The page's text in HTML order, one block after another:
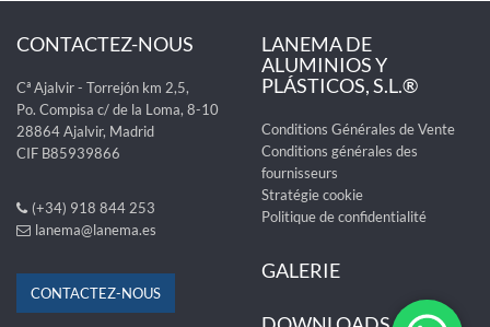
CONTACTEZ-NOUS
Cª Ajalvir - Torrejón km 2,5,
Po. Compisa c/ de la Loma, 8-10
28864 Ajalvir, Madrid
CIF B85939866
(+34) 918 844 253
lanema@lanema.es
CONTACTEZ-NOUS
LANEMA DE
ALUMINIOS Y
PLÁSTICOS, S.L.®
Conditions Générales de Vente
Conditions générales des
fournisseurs
Stratégie cookie
Politique de confidentialité
GALERIE